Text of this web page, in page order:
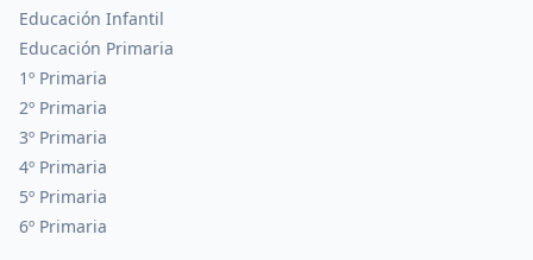
Educación Infantil
Educación Primaria
1º Primaria
2º Primaria
3º Primaria
4º Primaria
5º Primaria
6º Primaria